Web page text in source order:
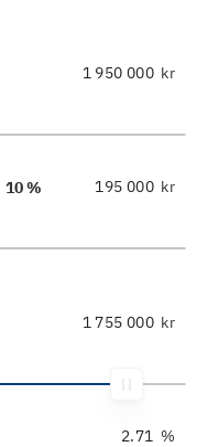
kr
10 % kr
kr
%